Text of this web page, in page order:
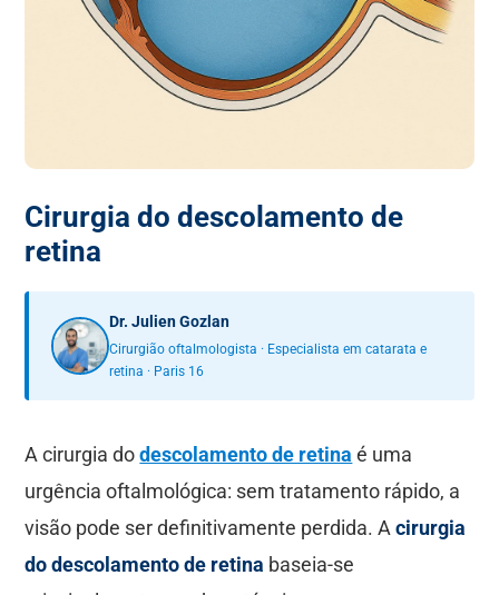
Cirurgia do descolamento de
retina
Dr. Julien Gozlan
Cirurgião oftalmologista · Especialista em catarata e
retina · Paris 16
A cirurgia dodescolamento de retina é uma
urgência oftalmológica: sem tratamento rápido, a
visão pode ser definitivamente perdida. Acirurgia
do descolamento de retina baseia-se